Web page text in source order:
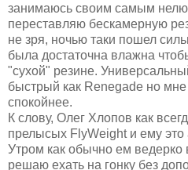
занимаюсь своим самым
переставляю бескамерную
не зря, ночью таки пошел
была достаточна влажна
"сухой" резине.
быстрый как Renegade но
спокойнее.
К слову, Олег Хлопов как
прелысых FlyWeight и ему
Утром как обычно ем ведерко
решаю ехать на гонку без